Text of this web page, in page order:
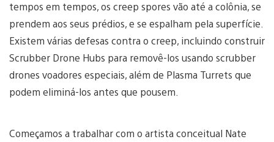
tempos em tempos, os creep spores vão até a colônia, se
prendem aos seus prédios, e se espalham pela superfície.
Existem várias defesas contra o creep, incluindo construir
Scrubber Drone Hubs para removê-los usando scrubber
drones voadores especiais, além de Plasma Turrets que
podem eliminá-los antes que pousem.
Começamos a trabalhar com o artista conceitual Nate